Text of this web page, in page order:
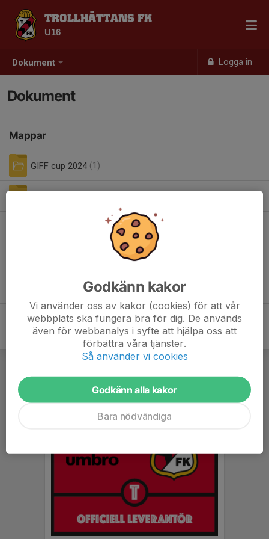
Dokument Logga in
TROLLHÄTTANS FK
U16
Dokument
Mappar
GIFF cup 2024 (1)
Checklista kiosken ungdomsmatcher.pdf
overgang_spelarens_godkannande.pdf
Godkänn kakor
Vi använder oss av kakor (cookies) för att vår
webbplats ska fungera bra för dig. De används
även för webbanalys i syfte att hjälpa oss att
förbättra våra tjänster.
Så använder vi cookies
Godkänn alla kakor
Bara nödvändiga